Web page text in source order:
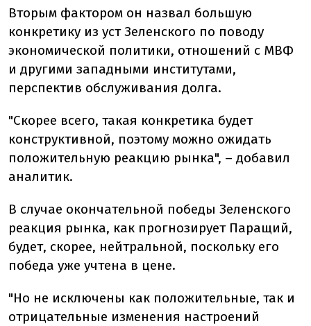
Вторым фактором он назвал большую
конкретику из уст Зеленского по поводу
экономической политики, отношений с МВФ
и другими западными институтами,
перспектив обслуживания долга.
"Скорее всего, такая конкретика будет
конструктивной, поэтому можно ожидать
положительную реакцию рынка", – добавил
аналитик.
В случае окончательной победы Зеленского
реакция рынка, как прогнозирует Паращий,
будет, скорее, нейтральной, поскольку его
победа уже учтена в цене.
"Но не исключены как положительные, так и
отрицательные изменения настроений